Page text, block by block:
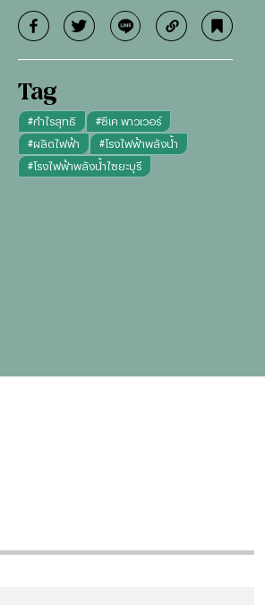
Tag
#กำไรสุทธิ #ซีเค พาวเวอร์
#ผลิตไฟฟ้า #โรงไฟฟ้าพลังน้ำ
#โรงไฟฟ้าพลังน้ำไซยะบุรี